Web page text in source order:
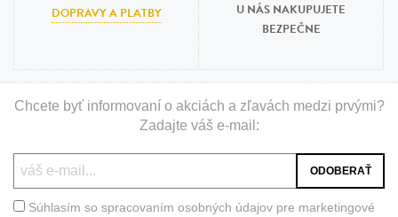
DOPRAVY A PLATBY
U NÁS NAKUPUJETE
BEZPEČNE
Chcete byť informovaní o akciách a zľavách medzi prvými?
Zadajte váš e-mail:
Súhlasím so spracovaním osobných údajov pre marketingové